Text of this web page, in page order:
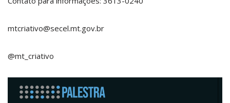
mtcriativo@secel.mt.gov.br
@mt_criativo